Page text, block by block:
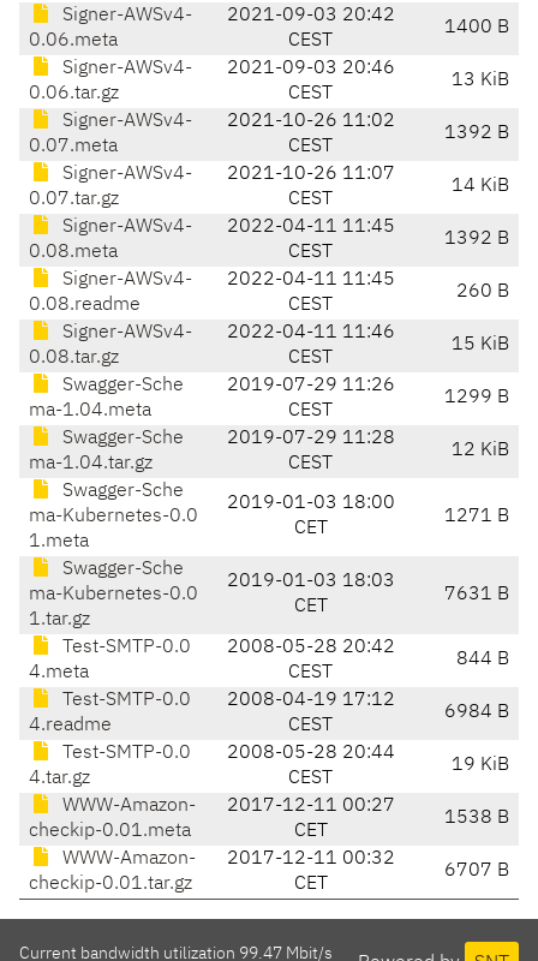
Signer-AWSv4-
0.06.meta
2021-09-03 20:42
CEST
1400 B
Signer-AWSv4-
0.06.tar.gz
2021-09-03 20:46
CEST
13 KiB
Signer-AWSv4-
0.07.meta
2021-10-26 11:02
CEST
1392 B
Signer-AWSv4-
0.07.tar.gz
2021-10-26 11:07
CEST
14 KiB
Signer-AWSv4-
0.08.meta
2022-04-11 11:45
CEST
1392 B
Signer-AWSv4-
0.08.readme
2022-04-11 11:45
CEST
260 B
Signer-AWSv4-
0.08.tar.gz
2022-04-11 11:46
CEST
15 KiB
Swagger-Sche
ma-1.04.meta
2019-07-29 11:26
CEST
1299 B
Swagger-Sche
ma-1.04.tar.gz
2019-07-29 11:28
CEST
12 KiB
Swagger-Sche
ma-Kubernetes-0.0
1.meta
2019-01-03 18:00
CET
1271 B
Swagger-Sche
ma-Kubernetes-0.0
1.tar.gz
2019-01-03 18:03
CET
7631 B
Test-SMTP-0.0
4.meta
2008-05-28 20:42
CEST
844 B
Test-SMTP-0.0
4.readme
2008-04-19 17:12
CEST
6984 B
Test-SMTP-0.0
4.tar.gz
2008-05-28 20:44
CEST
19 KiB
WWW-Amazon-
checkip-0.01.meta
2017-12-11 00:27
CET
1538 B
WWW-Amazon-
checkip-0.01.tar.gz
2017-12-11 00:32
CET
6707 B
Current bandwidth utilization 99.47 Mbit/s